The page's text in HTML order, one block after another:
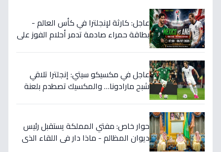
عاجل: كارثة لإنجلترا في كأس العالم -
بطاقة حمراء صادمة تدمر أحلام الفوز على
عاجل في مكسيكو سيتي: إنجلترا تلاقي
شبح مارادونا… والمكسيك تصطدم بلعنة
حوار خاص: مفتي المملكة يستقبل رئيس
ديوان المظالم - ماذا دار في اللقاء الذي